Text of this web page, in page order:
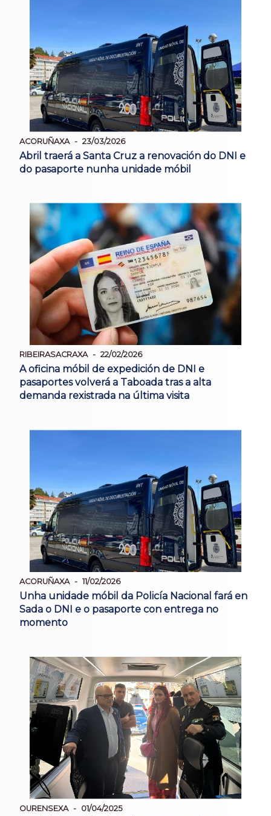
ACORUÑAXA 23/03/2026
Abril traerá a Santa Cruz a renovación do DNI e
do pasaporte nunha unidade móbil
RIBEIRASACRAXA 22/02/2026
A oficina móbil de expedición de DNI e
pasaportes volverá a Taboada tras a alta
demanda rexistrada na última visita
ACORUÑAXA 11/02/2026
Unha unidade móbil da Policía Nacional fará en
Sada o DNI e o pasaporte con entrega no
momento
OURENSEXA 01/04/2025